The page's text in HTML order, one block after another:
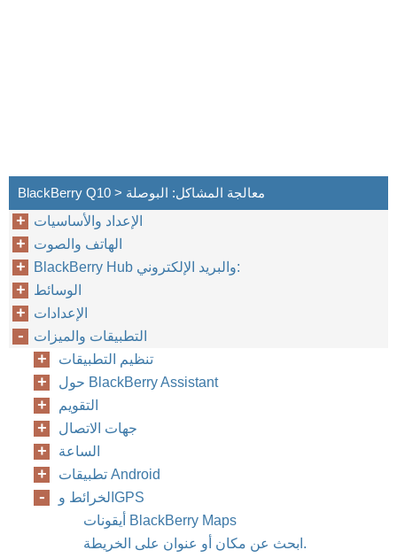
BlackBerry Q10 > معالجة المشاكل: البوصلة
الإعداد والأساسيات
الهاتف والصوت
BlackBerry Hub والبريد الإلكتروني:
الوسائط
الإعدادات
التطبيقات والميزات
تنظيم التطبيقات
حول BlackBerry Assistant
التقويم
جهات الاتصال
الساعة
تطبيقات Android
الخرائط وGPS
أيقونات BlackBerry Maps
ابحث عن مكان أو عنوان على الخريطة.